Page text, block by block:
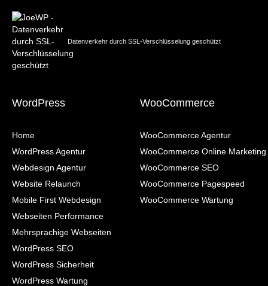
Datenverkehr durch SSL-Verschlüsselung geschützt
WordPress
Home
WordPress Agentur
Webdesign Agentur
Website Relaunch
Mobile First Webdesign
Webseiten Performance
Mehrsprachige Webseiten
WordPress SEO
WordPress Sicherheit
WordPress Wartung
WooCommerce
WooCommerce Agentur
WooCommerce Online Marketing
WooCommerce SEO
WooCommerce Pagespeed
WooCommerce Wartung